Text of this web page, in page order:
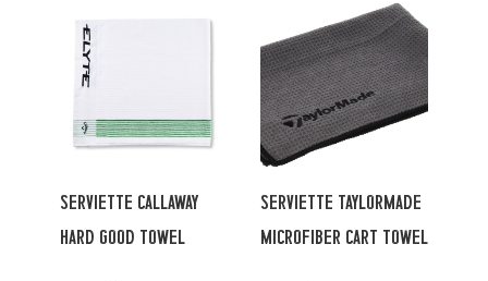
SERVIETTE CALLAWAY
HARD GOOD TOWEL
SERVIETTE TAYLORMADE
MICROFIBER CART TOWEL